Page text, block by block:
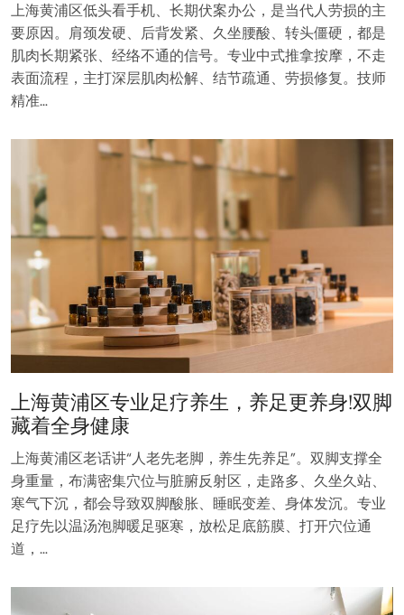
上海黄浦区低头看手机、长期伏案办公，是当代人劳损的主
要原因。肩颈发硬、后背发紧、久坐腰酸、转头僵硬，都是
肌肉长期紧张、经络不通的信号。专业中式推拿按摩，不走
表面流程，主打深层肌肉松解、结节疏通、劳损修复。技师
精准…
上海黄浦区专业足疗养生，养足更养身!双脚
藏着全身健康
上海黄浦区老话讲“人老先老脚，养生先养足”。双脚支撑全
身重量，布满密集穴位与脏腑反射区，走路多、久坐久站、
寒气下沉，都会导致双脚酸胀、睡眠变差、身体发沉。专业
足疗先以温汤泡脚暖足驱寒，放松足底筋膜、打开穴位通
道，…